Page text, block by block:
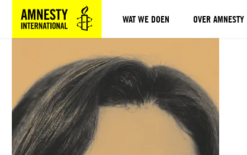
Sla navigatie over
WAT WE DOEN OVER AMNESTY